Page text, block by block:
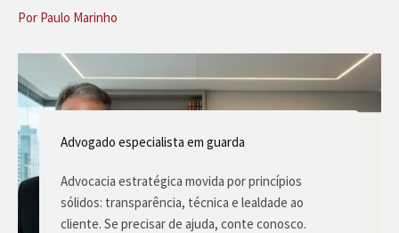
Por Paulo Marinho
Advogado especialista em guarda
Advocacia estratégica movida por princípios
sólidos: transparência, técnica e lealdade ao
cliente. Se precisar de ajuda, conte conosco.